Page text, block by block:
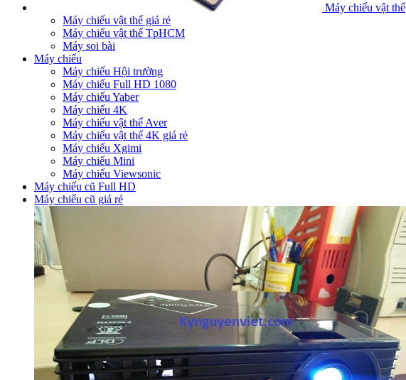
Máy chiếu vật thể
Máy chiếu vật thể giá rẻ
Máy chiếu vật thể TpHCM
Máy soi bài
Máy chiếu
Máy chiếu Hội trường
Máy chiếu Full HD 1080
Máy chiếu Yaber
Máy chiếu 4K
Máy chiếu vật thể Aver
Máy chiếu vật thể 4K giá rẻ
Máy chiếu Xgimi
Máy chiếu Mini
Máy chiếu Viewsonic
Máy chiếu cũ Full HD
Máy chiếu cũ giá rẻ